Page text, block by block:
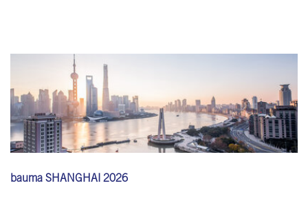
bauma SHANGHAI 2026